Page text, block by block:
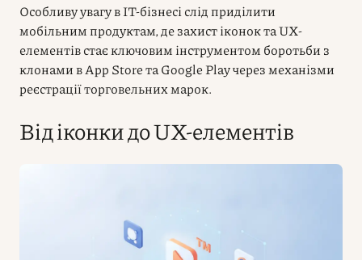
Особливу увагу в IT-бізнесі слід приділити
мобільним продуктам, де захист іконок та UX-
елементів стає ключовим інструментом боротьби з
клонами в App Store та Google Play через механізми
реєстрації торговельних марок.
Від іконки до UX-елементів